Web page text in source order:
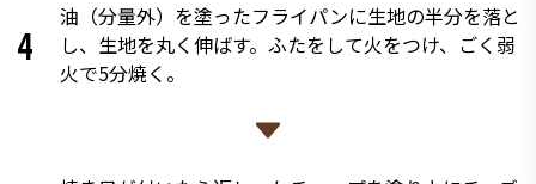
4
油（分量外）を塗ったフライパンに生地の半分を落と
し、生地を丸く伸ばす。ふたをして火をつけ、ごく弱
火で5分焼く。